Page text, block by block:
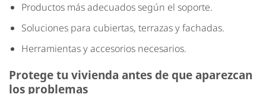
Productos más adecuados según el soporte.
Soluciones para cubiertas, terrazas y fachadas.
Herramientas y accesorios necesarios.
Protege tu vivienda antes de que aparezcan
los problemas